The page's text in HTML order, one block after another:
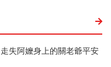
失阿嬤身上的關老爺平安